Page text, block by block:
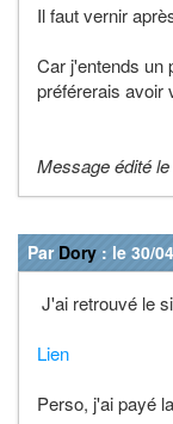
Il faut vernir
Car j'entends un
préférerais avoir
Message édité
Par Dory : le 30/
J'ai retrouvé le
Lien
Perso, j'ai payé